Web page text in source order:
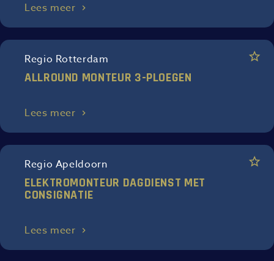
Lees meer
Regio Rotterdam
ALLROUND MONTEUR 3-PLOEGEN
Lees meer
Regio Apeldoorn
ELEKTROMONTEUR DAGDIENST MET
CONSIGNATIE
Lees meer